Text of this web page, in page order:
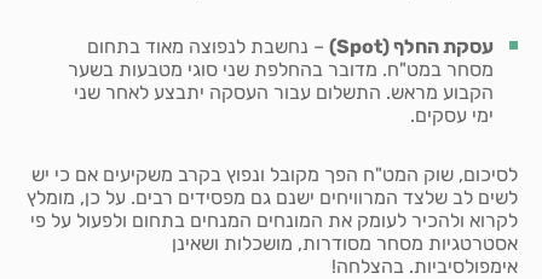
עסקת החלף (Spot
) – נחשבת לנפוצה מאוד בתחום
מסחר במט"ח. מדובר בהחלפת שני סוגי מטבעות בשער
הקבוע מראש. התשלום עבור העסקה יתבצע לאחר שני
ימי עסקים.
לסיכום, שוק המט"ח הפך מקובל ונפוץ בקרב משקיעים אם כי יש
לשים לב שלצד המרוויחים ישנם גם מפסידים רבים. על כן, מומלץ
לקרוא ולהכיר לעומק את המונחים המנחים בתחום ולפעול על פי
אסטרטגיות מסחר מסודרות, מושכלות ושאינן
אימפולסיביות. בהצלחה!